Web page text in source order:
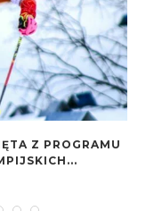
Z PROGRAMU